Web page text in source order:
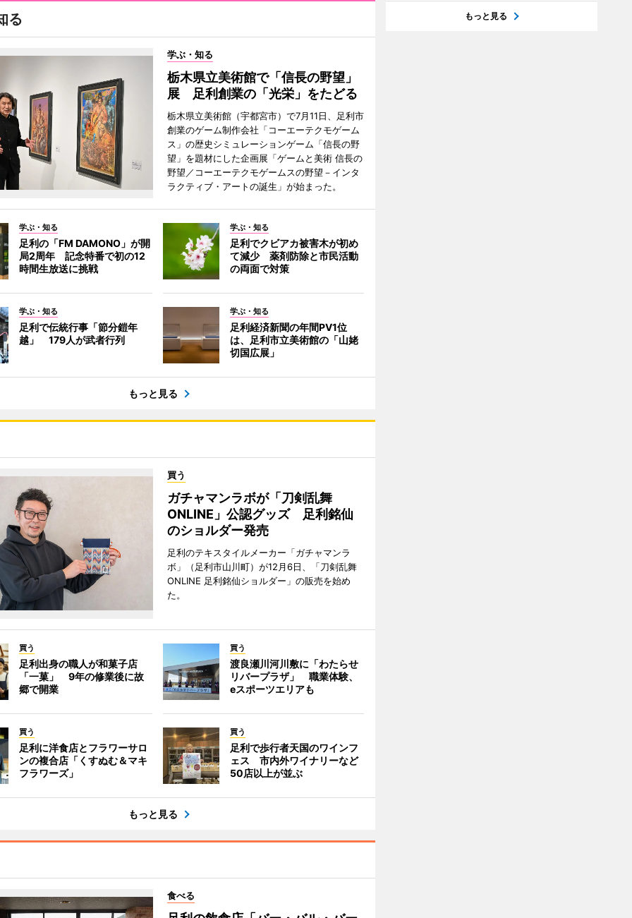
る
学ぶ・知る
栃木県立美術館で「信長の野望」
展 足利創業の「光栄」をたどる
栃木県立美術館（宇都宮市）で7月11日、足利市
創業のゲーム制作会社「コーエーテクモゲーム
ス」の歴史シミュレーションゲーム「信長の野
望」を題材にした企画展「ゲームと美術 信長の
野望／コーエーテクモゲームスの野望－インタ
ラクティブ・アートの誕生」が始まった。
学ぶ・知る
足利の「FM DAMONO」が開
局2周年 記念特番で初の12
時間生放送に挑戦
学ぶ・知る
足利でクビアカ被害木が初め
て減少 薬剤防除と市民活動
の両面で対策
学ぶ・知る
足利で伝統行事「節分鎧年
越」 179人が武者行列
学ぶ・知る
足利経済新聞の年間PV1位
は、足利市立美術館の「山姥
切国広展」
もっと見る
買う
ガチャマンラボが「刀剣乱舞
ONLINE」公認グッズ 足利銘仙
のショルダー発売
足利のテキスタイルメーカー「ガチャマンラ
ボ」（足利市山川町）が12月6日、「刀剣乱舞
ONLINE 足利銘仙ショルダー」の販売を始め
た。
買う
足利出身の職人が和菓子店
「一菓」 9年の修業後に故
郷で開業
買う
渡良瀬川河川敷に「わたらせ
リバープラザ」 職業体験、
eスポーツエリアも
買う
足利に洋食店とフラワーサロ
ンの複合店「くすぬむ＆マキ
フラワーズ」
買う
足利で歩行者天国のワインフ
ェス 市内外ワイナリーなど
50店以上が並ぶ
もっと見る
食べる
もっと見る